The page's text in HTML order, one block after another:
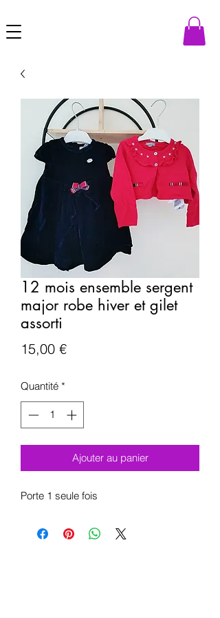
12 mois ensemble sergent
major robe hiver et gilet
assorti
15,00 €Prix
Quantité *
Ajouter au panier
Porte 1 seule fois